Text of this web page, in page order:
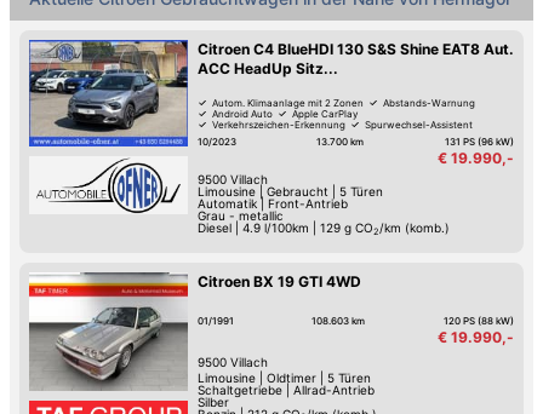
Citroen C4 BlueHDI 130 S&S Shine EAT8 Aut.
ACC HeadUp Sitz...
Autom. Klimaanlage mit 2 Zonen
Abstands-Warnung
Android Auto
Apple CarPlay
Verkehrszeichen-Erkennung
Spurwechsel-Assistent
Keyless Go
Schaltwippen
10/2023 13.700 km 131 PS (96 kW)
€ 19.990,-
9500 Villach
Limousine| Gebraucht
5 Türen
Automatik| Front-Antrieb
Grau - metallic
Diesel
4.9 l/100km 129 g CO2 /km (komb.)
Citroen BX 19 GTI 4WD
01/1991 108.603 km 120 PS (88 kW)
€ 19.990,-
9500 Villach
Limousine| Oldtimer|
5 Türen
Schaltgetriebe| Allrad-Antrieb
Silber